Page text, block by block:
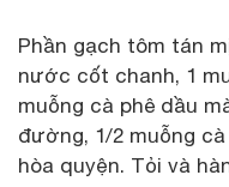
Phần gạch tôm tán
nước cốt chanh, 1
muỗng cà phê dầu
đường, 1/2 muỗng
hòa quyện. Tỏi và